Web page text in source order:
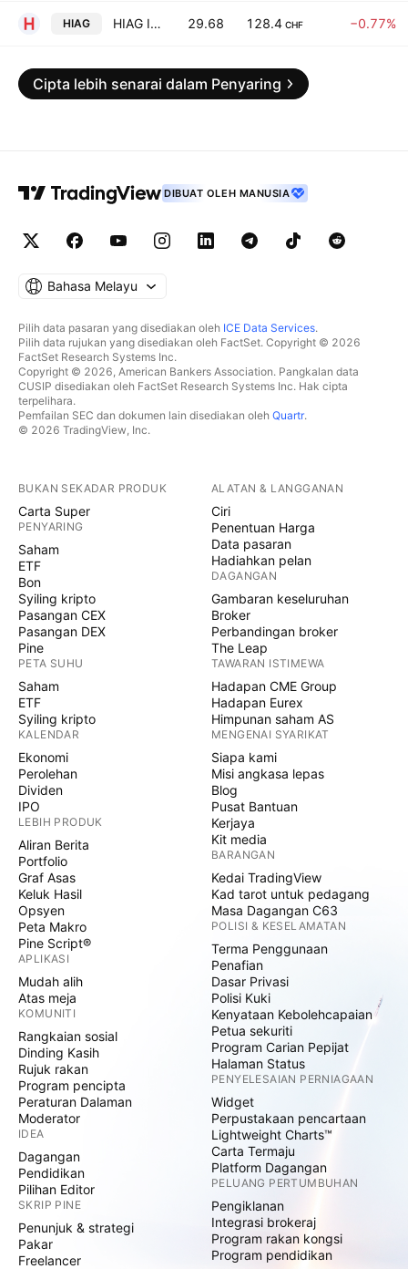
HIAG HIAG Immobilien Holding AG 29.68 128.4 CHF −0.77%
Cipta lebih senarai dalam Penyaring
DIBUAT OLEH MANUSIA
Bahasa Melayu
Pilih data pasaran yang disediakan oleh ICE Data Services.
Pilih data rujukan yang disediakan oleh FactSet. Copyright © 2026
FactSet Research Systems Inc.
Copyright © 2026, American Bankers Association. Pangkalan data
CUSIP disediakan oleh FactSet Research Systems Inc. Hak cipta
terpelihara.
Pemfailan SEC dan dokumen lain disediakan oleh Quartr.
© 2026 TradingView, Inc.
BUKAN SEKADAR PRODUK
Carta Super
PENYARING
Saham
ETF
Bon
Syiling kripto
Pasangan CEX
Pasangan DEX
Pine
PETA SUHU
Saham
ETF
Syiling kripto
KALENDAR
Ekonomi
Perolehan
Dividen
IPO
LEBIH PRODUK
Aliran Berita
Portfolio
Graf Asas
Keluk Hasil
Opsyen
Peta Makro
Pine Script®
APLIKASI
Mudah alih
Atas meja
KOMUNITI
Rangkaian sosial
Dinding Kasih
Rujuk rakan
Program pencipta
Peraturan Dalaman
Moderator
IDEA
Dagangan
Pendidikan
Pilihan Editor
SKRIP PINE
Penunjuk & strategi
Pakar
Freelancer
ALATAN & LANGGANAN
Ciri
Penentuan Harga
Data pasaran
Hadiahkan pelan
DAGANGAN
Gambaran keseluruhan
Broker
Perbandingan broker
The Leap
TAWARAN ISTIMEWA
Hadapan CME Group
Hadapan Eurex
Himpunan saham AS
MENGENAI SYARIKAT
Siapa kami
Misi angkasa lepas
Blog
Pusat Bantuan
Kerjaya
Kit media
BARANGAN
Kedai TradingView
Kad tarot untuk pedagang
Masa Dagangan C63
POLISI & KESELAMATAN
Terma Penggunaan
Penafian
Dasar Privasi
Polisi Kuki
Kenyataan Kebolehcapaian
Petua sekuriti
Program Carian Pepijat
Halaman Status
PENYELESAIAN PERNIAGAAN
Widget
Perpustakaan pencartaan
Lightweight Charts™
Carta Termaju
Platform Dagangan
PELUANG PERTUMBUHAN
Pengiklanan
Integrasi brokeraj
Program rakan kongsi
Program pendidikan